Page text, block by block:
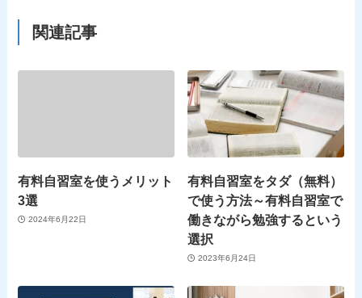
関連記事
有料自習室を使うメリット
3選
2024年6月22日
有料自習室をタダ（無料）
で使う方法～有料自習室で
働きながら勉強するという
選択
2023年6月24日